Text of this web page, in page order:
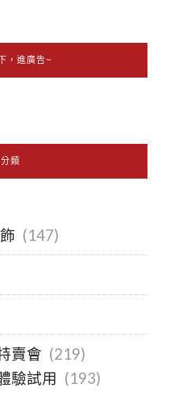
，進廣告~
分類
(147)
賣會 (219)
驗試用 (193)